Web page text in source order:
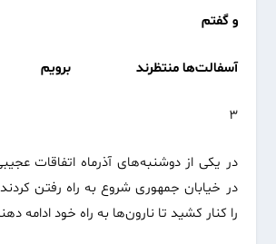
و گفتم
آسفالت‌ها منتظرند برویم
۳
در یکی از دوشنبه‌های آذرماه اتفاقات
در خیابان جمهوری شروع به راه رفتن
را کنار کشید تا نارون‌ها به راه خود ادامه